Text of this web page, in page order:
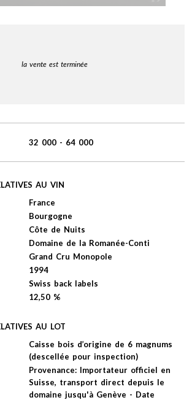
la vente est terminée
AU VIN
France
Bourgogne
Côte de Nuits
Domaine de la Romanée-Conti
Grand Cru Monopole
1994
Swiss back labels
12,50 %
AU LOT
Caisse bois d’origine de 6 magnums
(descellée pour inspection)
Provenance: Importateur officiel en
Suisse, transport direct depuis le
domaine jusqu'à Genève - Date
32 000 - 64 000